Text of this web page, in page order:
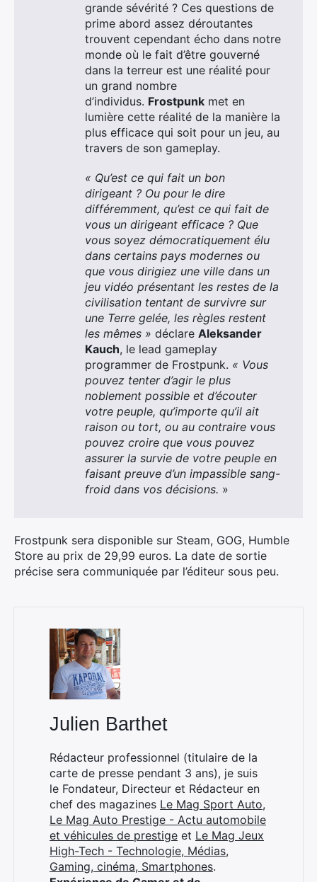
grande sévérité ? Ces questions de
prime abord assez déroutantes
trouvent cependant écho dans notre
monde où le fait d’être gouverné
dans la terreur est une réalité pour
un grand nombre
d’individus. Frostpunk met en
lumière cette réalité de la manière la
plus efficace qui soit pour un jeu, au
travers de son gameplay.
« Qu’est ce qui fait un bon
dirigeant ? Ou pour le dire
différemment, qu’est ce qui fait de
vous un dirigeant efficace ? Que
vous soyez démocratiquement élu
dans certains pays modernes ou
que vous dirigiez une ville dans un
jeu vidéo présentant les restes de la
civilisation tentant de survivre sur
une Terre gelée, les règles restent
les mêmes » déclare Aleksander
Kauch, le lead gameplay
programmer de Frostpunk. « Vous
pouvez tenter d’agir le plus
noblement possible et d’écouter
votre peuple, qu’importe qu’il ait
raison ou tort, ou au contraire vous
pouvez croire que vous pouvez
assurer la survie de votre peuple en
faisant preuve d’un impassible sang-
froid dans vos décisions. »
Frostpunk sera disponible sur Steam, GOG, Humble
Store au prix de 29,99 euros. La date de sortie
précise sera communiquée par l’éditeur sous peu.
Julien Barthet
Rédacteur professionnel (titulaire de la
carte de presse pendant 3 ans), je suis
le Fondateur, Directeur et Rédacteur en
chef des magazines Le Mag Sport Auto,
Le Mag Auto Prestige - Actu automobile
et véhicules de prestige et Le Mag Jeux
High-Tech - Technologie, Médias,
Gaming, cinéma, Smartphones.